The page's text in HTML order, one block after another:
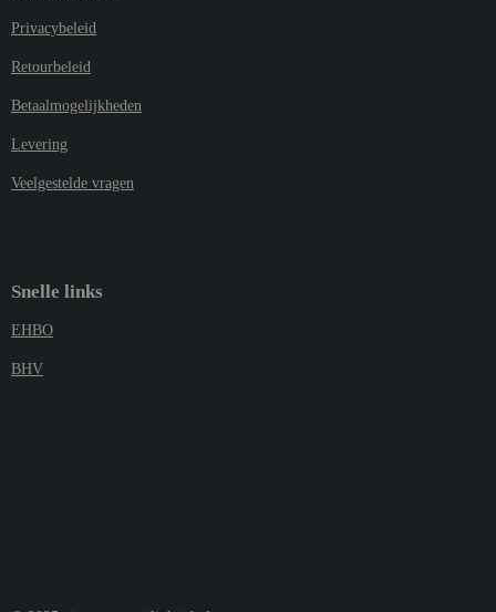
Privacybeleid
Retourbeleid
Betaalmogelijkheden
Levering
Veelgestelde vragen
Snelle links
EHBO
BHV